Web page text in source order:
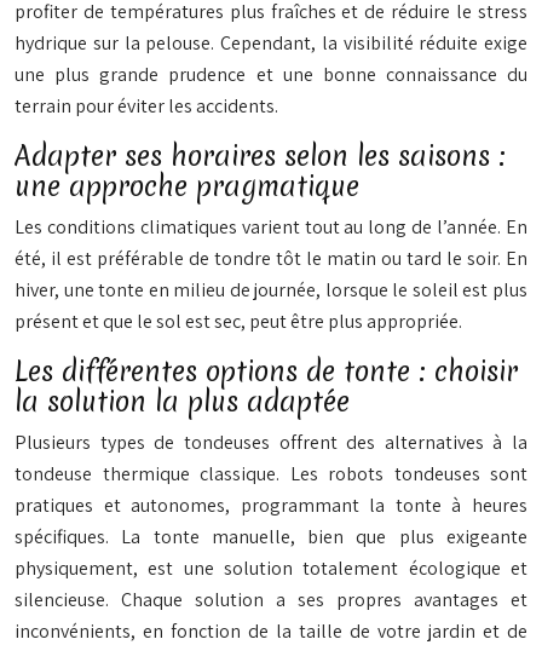
profiter de températures plus fraîches et de réduire le stress
hydrique sur la pelouse. Cependant, la visibilité réduite exige
une plus grande prudence et une bonne connaissance du
terrain pour éviter les accidents.
Adapter ses horaires selon les saisons :
une approche pragmatique
Les conditions climatiques varient tout au long de l’année. En
été, il est préférable de tondre tôt le matin ou tard le soir. En
hiver, une tonte en milieu de journée, lorsque le soleil est plus
présent et que le sol est sec, peut être plus appropriée.
Les différentes options de tonte : choisir
la solution la plus adaptée
Plusieurs types de tondeuses offrent des alternatives à la
tondeuse thermique classique. Les robots tondeuses sont
pratiques et autonomes, programmant la tonte à heures
spécifiques. La tonte manuelle, bien que plus exigeante
physiquement, est une solution totalement écologique et
silencieuse. Chaque solution a ses propres avantages et
inconvénients, en fonction de la taille de votre jardin et de